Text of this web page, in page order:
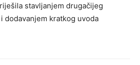
stavljanjem drugačijeg
dodavanjem kratkog uvoda